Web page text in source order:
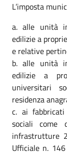
L’imposta
alle unità
edilizie a
e relative
alle unità
edilizie a
universitari
residenza
ai
sociali come
infrastrutture
Ufficiale n.